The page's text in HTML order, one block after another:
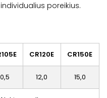
poreikius.
CR120E CR150E
12,0 15,0